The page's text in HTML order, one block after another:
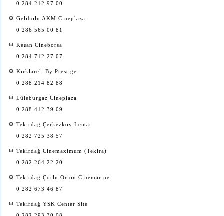
0 284 212 97 00
Gelibolu AKM Cineplaza
0 286 565 00 81
Keşan Cineborsa
0 284 712 27 07
Kırklareli By Prestige
0 288 214 82 88
Lüleburgaz Cineplaza
0 288 412 39 09
Tekirdağ Çerkezköy Lemar
0 282 725 38 57
Tekirdağ Cinemaximum (Tekira)
0 282 264 22 20
Tekirdağ Çorlu Orion Cinemarine
0 282 673 46 87
Tekirdağ YSK Center Site